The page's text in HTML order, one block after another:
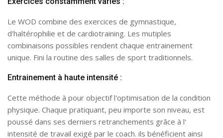
Le WOD combine des exercices de gymnastique,
d'haltérophilie et de cardiotraining. Les mutiples
combinaisons possibles rendent chaque entrainement
unique. Fini la routine des salles de sport traditionnels.
Entrainement à haute intensité :
Cette méthode à pour objectif l'optimisation de la condition
physique. Chaque pratiquant, peu importe son niveau, est
poussé dans ses derniers retranchements grâce à l'
intensité de travail exigé par le coach. ils bénéficient ainsi